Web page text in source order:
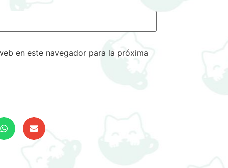
en este navegador para la próxima